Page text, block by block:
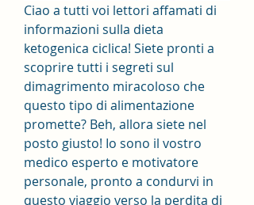
Ciao a tutti voi lettori affamati di
informazioni sulla dieta
ketogenica ciclica! Siete pronti a
scoprire tutti i segreti sul
dimagrimento miracoloso che
questo tipo di alimentazione
promette? Beh, allora siete nel
posto giusto! Io sono il vostro
medico esperto e motivatore
personale, pronto a condurvi in
questo viaggio verso la perdita di